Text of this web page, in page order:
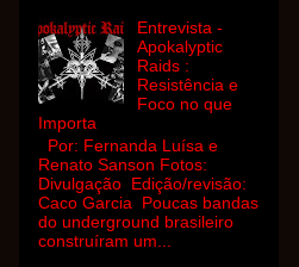
Entrevista -
Apokalyptic
Raids :
Resistência e
Foco no que
Importa
Por: Fernanda Luísa e
Renato Sanson Fotos:
Divulgação Edição/revisão:
Caco Garcia Poucas bandas
do underground brasileiro
construíram um...